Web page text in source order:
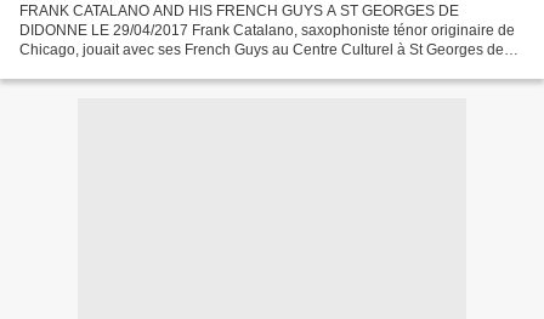
FRANK CATALANO AND HIS FRENCH GUYS A ST GEORGES DE
DIDONNE LE 29/04/2017 Frank Catalano, saxophoniste ténor originaire de
Chicago, jouait avec ses French Guys au Centre Culturel à St Georges de